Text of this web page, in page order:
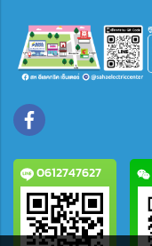
0612747627